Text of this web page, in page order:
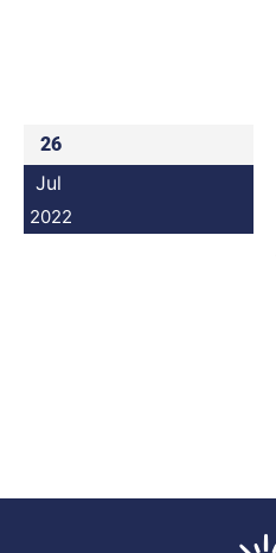
26
Jul
2022